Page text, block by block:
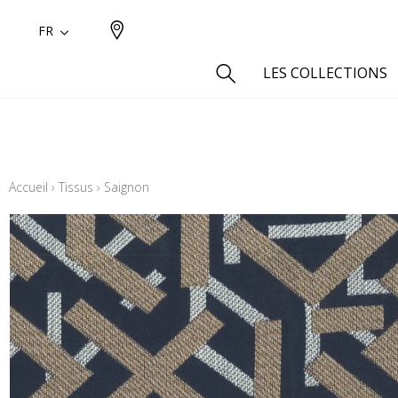
FR
LES COLLECTIONS
Coton
Laine
Lin
Accueil › Tissus › Saignon